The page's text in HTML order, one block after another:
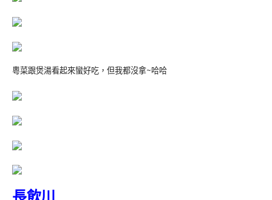
粵菜跟煲湯看起來蠻好吃，但我都沒拿~哈哈
長飲川